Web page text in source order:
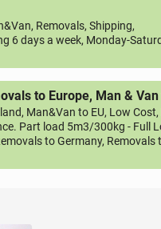
Removals, Shipping,
6 days a week, Monday-
to Europe, Man & Van
Man&Van to EU, Low
Part load 5m3/300kg - Full
to Germany, Removals